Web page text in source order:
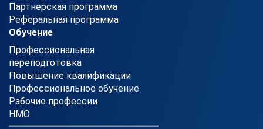
Партнерская программа
Реферальная программа
Обучение
Профессиональная
переподготовка
Повышение квалификации
Профессиональное обучение
Рабочие профессии
НМО